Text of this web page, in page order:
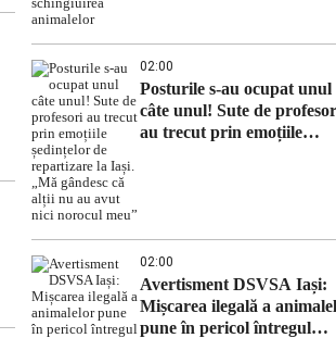
02:00
Posturile s-au ocupat unul
câte unul! Sute de
au trecut prin emoțiile
02:00
Avertisment DSVSA Iași:
Mișcarea ilegală a
pune în pericol întregul